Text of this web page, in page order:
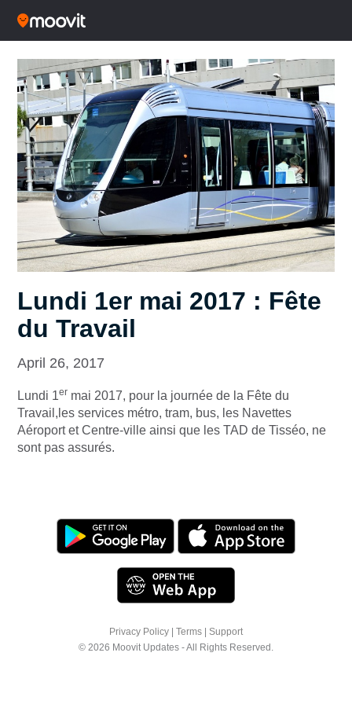
Lundi 1er mai 2017 : Fête
du Travail
April 26, 2017
Lundi 1er mai 2017, pour la journée de la Fête du
Travail,les services métro, tram, bus, les Navettes
Aéroport et Centre-ville ainsi que les TAD de Tisséo, ne
sont pas assurés.
Privacy Policy Terms
Support
© 2026 Moovit Updates - All Rights Reserved.